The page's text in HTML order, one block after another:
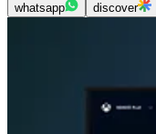
whatsapp discover